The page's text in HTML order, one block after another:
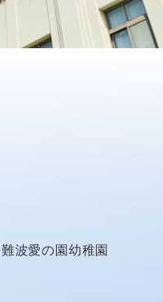
難波愛の園幼稚園